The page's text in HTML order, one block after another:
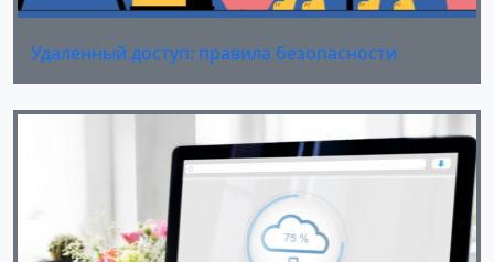
Удаленный доступ: правила безопасности